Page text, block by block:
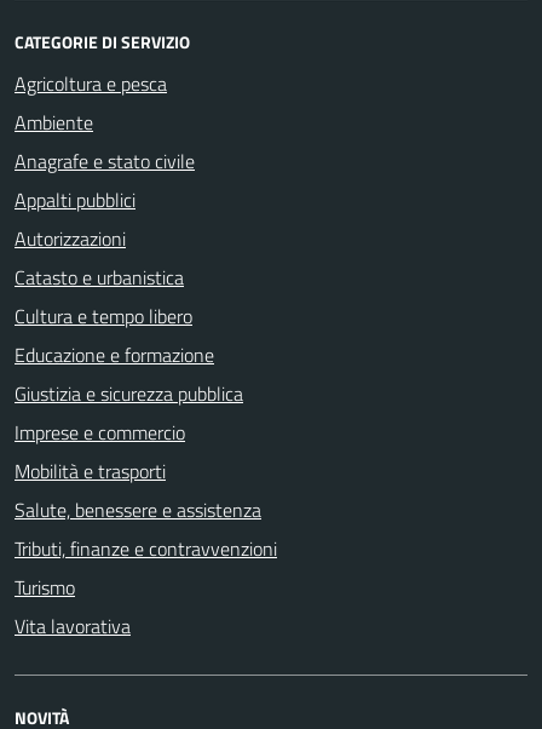
CATEGORIE DI SERVIZIO
Agricoltura e pesca
Ambiente
Anagrafe e stato civile
Appalti pubblici
Autorizzazioni
Catasto e urbanistica
Cultura e tempo libero
Educazione e formazione
Giustizia e sicurezza pubblica
Imprese e commercio
Mobilità e trasporti
Salute, benessere e assistenza
Tributi, finanze e contravvenzioni
Turismo
Vita lavorativa
NOVITÀ